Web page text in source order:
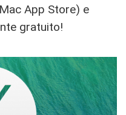
App Store) e
gratuito!